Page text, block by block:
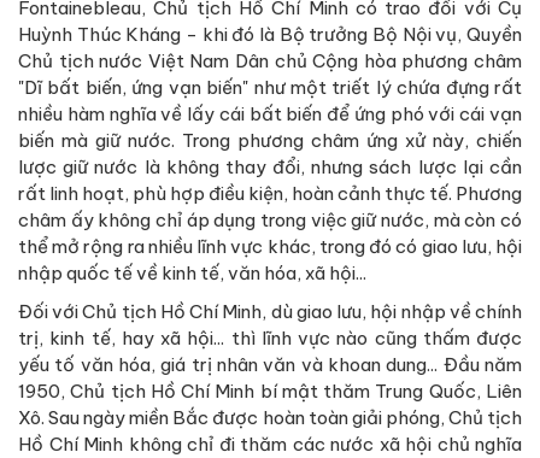
Fontainebleau, Chủ tịch Hồ Chí Minh có trao đổi với Cụ
Huỳnh Thúc Kháng - khi đó là Bộ trưởng Bộ Nội vụ, Quyền
Chủ tịch nước Việt Nam Dân chủ Cộng hòa phương châm
"Dĩ bất biến, ứng vạn biến" như một triết lý chứa đựng rất
nhiều hàm nghĩa về lấy cái bất biến để ứng phó với cái vạn
biến mà giữ nước. Trong phương châm ứng xử này, chiến
lược giữ nước là không thay đổi, nhưng sách lược lại cần
rất linh hoạt, phù hợp điều kiện, hoàn cảnh thực tế. Phương
châm ấy không chỉ áp dụng trong việc giữ nước, mà còn có
thể mở rộng ra nhiều lĩnh vực khác, trong đó có giao lưu, hội
nhập quốc tế về kinh tế, văn hóa, xã hội...
Đối với Chủ tịch Hồ Chí Minh, dù giao lưu, hội nhập về chính
trị, kinh tế, hay xã hội... thì lĩnh vực nào cũng thấm được
yếu tố văn hóa, giá trị nhân văn và khoan dung... Đầu năm
1950, Chủ tịch Hồ Chí Minh bí mật thăm Trung Quốc, Liên
Xô. Sau ngày miền Bắc được hoàn toàn giải phóng, Chủ tịch
Hồ Chí Minh không chỉ đi thăm các nước xã hội chủ nghĩa